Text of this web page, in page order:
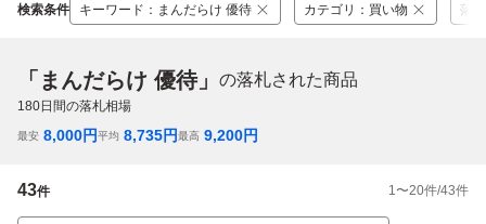
検索条件 キーワード ： まんだらけ 優待 カテゴリ ： 買い物 落
「まんだらけ 優待」 の落札された商品
180日間の落札相場
最安 8,000円平均 8,735円最高 9,200円
43件 1 〜20件/43件